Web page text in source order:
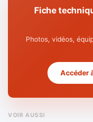
Fiche
Photos, vidéos,
Accéder
VOIR AUSSI